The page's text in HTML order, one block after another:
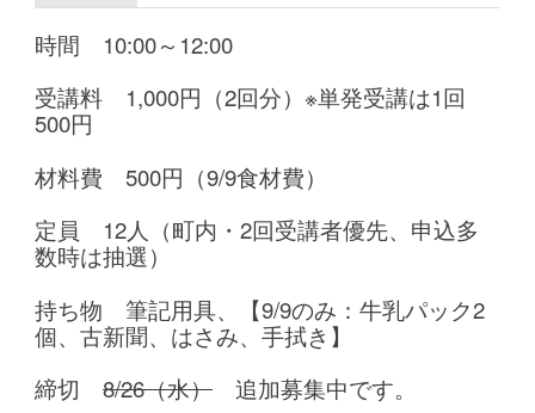
時間 10:00～12:00
受講料 1,000円（2回分）※単発受講は1回
500円
材料費 500円（9/9食材費）
定員 12人（町内・2回受講者優先、申込多
数時は抽選）
持ち物 筆記用具、【9/9のみ：牛乳パック2
個、古新聞、はさみ、手拭き】
締切8/26（水） 追加募集中です。